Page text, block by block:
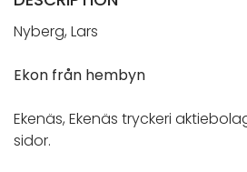
Nyberg, Lars
Ekon från hembyn
Ekenäs, Ekenäs tryckeri
sidor.